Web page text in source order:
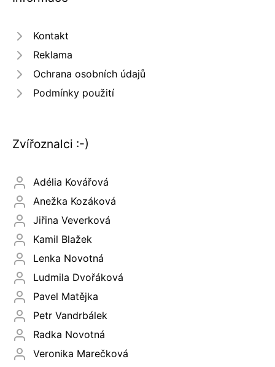
Kontakt
Reklama
Ochrana osobních údajů
Podmínky použití
Zvířoznalci :-)
Adélia Kovářová
Anežka Kozáková
Jiřina Veverková
Kamil Blažek
Lenka Novotná
Ludmila Dvořáková
Pavel Matějka
Petr Vandrbálek
Radka Novotná
Veronika Marečková